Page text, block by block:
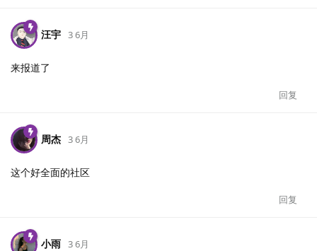
汪宇 3 6月
来报道了
回复
周杰 3 6月
这个好全面的社区
回复
小雨 3 6月